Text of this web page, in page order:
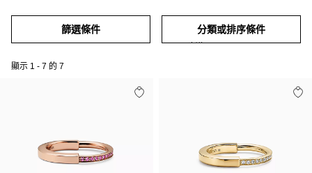
篩選條件 分類或排序條件
顯示 1 - 7 的 7